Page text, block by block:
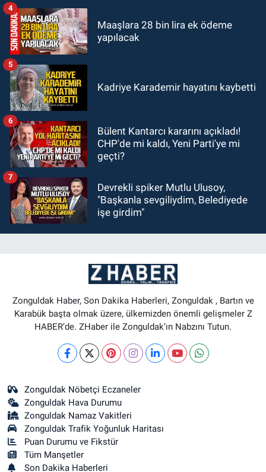
Maaşlara 28 bin lira ek ödeme
yapılacak
4
Kadriye Karademir hayatını kaybetti
5
Bülent Kantarcı kararını açıkladı!
CHP'de mi kaldı, Yeni Parti'ye mi
geçti?
6
Devrekli spiker Mutlu Ulusoy,
"Başkanla sevgiliydim, Belediyede
işe girdim"
7
Zonguldak Haber, Son Dakika Haberleri, Zonguldak , Bartın ve
Karabük başta olmak üzere, ülkemizden önemli gelişmeler Z
HABER’de. ZHaber ile Zonguldak’ın Nabzını Tutun.
Zonguldak Nöbetçi Eczaneler
Zonguldak Hava Durumu
Zonguldak Namaz Vakitleri
Zonguldak Trafik Yoğunluk Haritası
Puan Durumu ve Fikstür
Tüm Manşetler
Son Dakika Haberleri